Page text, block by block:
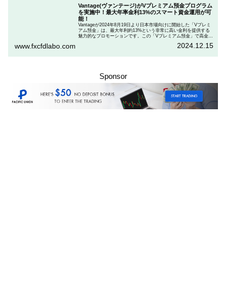
Vantage(ヴァンテージ)がVプレミアム預金プログラム
を実施中！最大年率金利13%のスマート資金運用が可
能！
Vantageが2024年8月19日より日本市場向けに開始した「Vプレミ
アム預金」は、最大年利約13%という非常に高い金利を提供する
魅力的なプロモーションです。この「Vプレミアム預金」で高金利
「Vプレミアム預金」を行いたい人は、この記事をしっかりと読ん
www.fxcfdlabo.com 2024.12.15
Sponsor